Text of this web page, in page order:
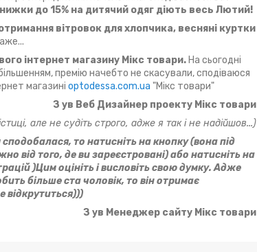
до 15% на дитячий одяг діють весь Лютий!
вітровок для хлопчика, весняні куртки
інтернет магазину Мікс товари. На сьогодні
премію начебто не скасували, сподіваюся
магазині optodessa.com.ua "Мікс товари"
З ув Веб Дизайнер проекту Мікс товари
але не судіть строго, адже я так і не надійшов...)
то натисніть на кнопку (вона під
від того, де ви зареєстровані) або натисніть на
)Цим оцініть і висловіть свою думку. Адже
більше ста чоловік, то він отримає
відкрутиться)))
З ув Менеджер сайту Мікс товари